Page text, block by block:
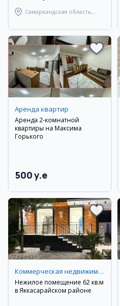
Самаркандская область,
Аренда квартир
Аренда 2-комнатной
квартиры на Максима
Горького
500 y.e
Коммерческая недвижимость
Нежилое помещение 62 кв.м
в Яккасарайском районе